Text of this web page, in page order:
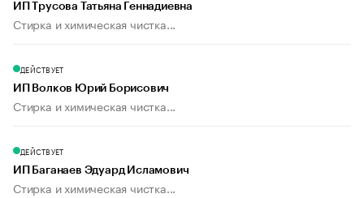
ИП Трусова Татьяна Геннадиевна
Стирка и химическая чистка...
ДЕЙСТВУЕТ
ИП Волков Юрий Борисович
Стирка и химическая чистка...
ДЕЙСТВУЕТ
ИП Баганаев Эдуард Исламович
Стирка и химическая чистка...